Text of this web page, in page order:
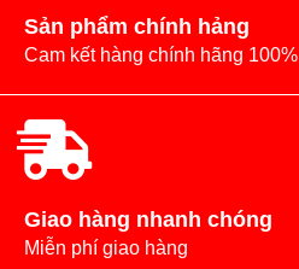
Sản phẩm chính hảng
Cam kết hàng chính hãng 100%
Giao hàng nhanh chóng
Miễn phí giao hàng